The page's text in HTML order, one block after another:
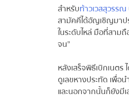
สำหรับท้าวเวสสุวรรณ
สามัคคีได้อัญเชิญมาป
ในระดับไหล่ มือที่สาม
จน”
หลังเสร็จพิธีเบิกเนต
ดูเลขหางประทัด เพื่อน
และนอกจากนั้นก็ยังมีเ